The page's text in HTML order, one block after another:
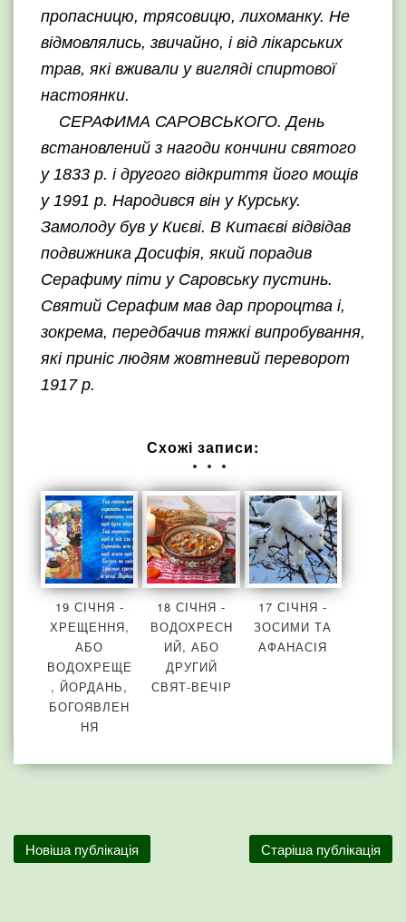
пропасницю, трясовицю, лихоманку. Не
відмовлялись, звичайно, і від лікарських
трав, які вживали у вигляді спиртової
настоянки.
СЕРАФИМА САРОВСЬКОГО. День
встановлений з нагоди кончини святого
у 1833 р. і другого відкриття його мощів
у 1991 р. Народився він у Курську.
Замолоду був у Києві. В Китаєві відвідав
подвижника Досифія, який порадив
Серафиму піти у Саровську пустинь.
Святий Серафим мав дар пророцтва і,
зокрема, передбачив тяжкі випробування,
які приніс людям жовтневий переворот
1917 р.
Схожі записи:
19 СІЧНЯ -
ХРЕЩЕННЯ,
АБО
ВОДОХРЕЩЕ
, ЙОРДАНЬ,
БОГОЯВЛЕН
НЯ
18 СІЧНЯ -
ВОДОХРЕСН
ИЙ, АБО
ДРУГИЙ
СВЯТ-ВЕЧІР
17 СІЧНЯ -
ЗОСИМИ ТА
АФАНАСІЯ
Новіша публікація Старіша публікація